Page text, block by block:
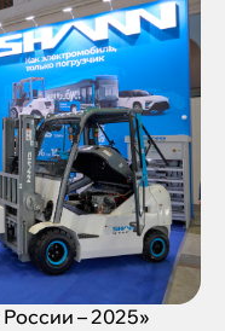
– 2025»